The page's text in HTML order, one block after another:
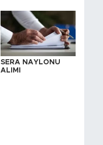
SERA NAYLONU
ALIMI